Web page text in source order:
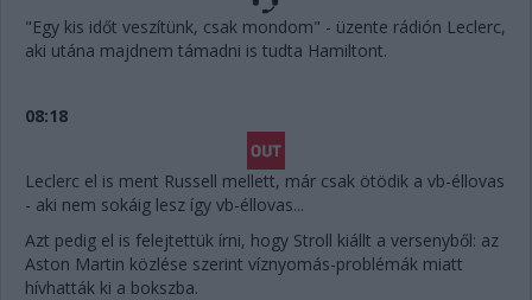
"Egy kis időt veszítünk, csak mondom" - üzente rádión Leclerc,
aki utána majdnem támadni is tudta Hamiltont.
08:18
Leclerc el is ment Russell mellett, már csak ötödik a vb-éllovas
- aki nem sokáig lesz így vb-éllovas...
Azt pedig el is felejtettük írni, hogy Stroll kiállt a versenyből: az
Aston Martin közlése szerint víznyomás-problémák miatt
hívhatták ki a bokszba.